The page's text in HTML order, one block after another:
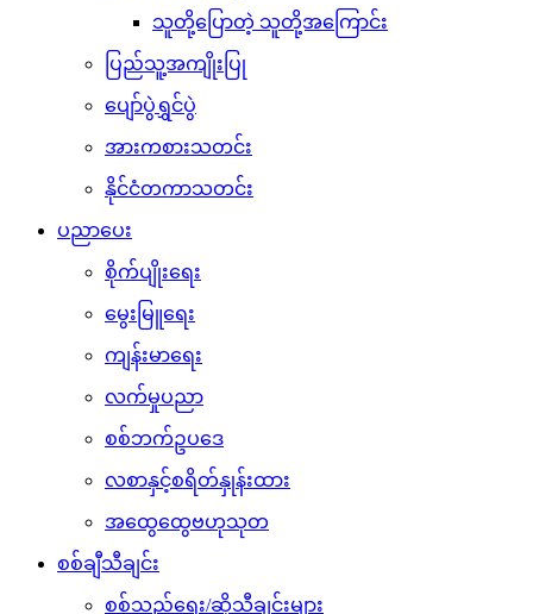
သူတို့ပြောတဲ့ သူတို့အကြောင်း
ပြည်သူ့အကျိုးပြု
ပျော်ပွဲရွှင်ပွဲ
အားကစားသတင်း
နိုင်ငံတကာသတင်း
ပညာပေး
စိုက်ပျိုးရေး
မွေးမြူရေး
ကျန်းမာရေး
လက်မှုပညာ
စစ်ဘက်ဥပဒေ
လစာနှင့်စရိတ်နှုန်းထား
အထွေထွေဗဟုသုတ
စစ်ချီသီချင်း
စစ်သည်ရေး/ဆိုသီချင်းများ